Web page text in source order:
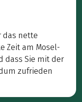
das nette
Zeit am Mosel-
dass Sie mit der
zufrieden